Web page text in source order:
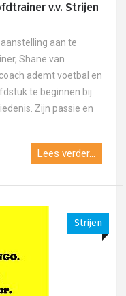
v.v. Strijen
aanstelling aan te
Shane van
ademt voetbal en
te beginnen bij
Zijn passie en
Lees verder...
Strijen